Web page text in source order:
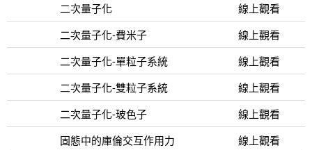
二次量子化
線上觀看
二次量子化-費米子
線上觀看
二次量子化-單粒子系統
線上觀看
二次量子化-雙粒子系統
線上觀看
二次量子化-玻色子
線上觀看
固態中的庫倫交互作用力
線上觀看